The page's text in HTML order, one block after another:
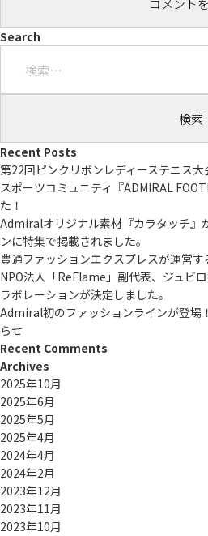
Search
Recent Posts
第22回ピンクリボンレディーステニス
スポーツコミュニティ『ADMIRAL
た！
Admiralオリジナル素材『カラタッチ』
ンに特集で掲載されました。
豊通ファッションエクスプレスが運営
NPO法人「ReFlame」副代表、ジュビ
ラボレーションが決定しました。
Admiral初のファッションラインが登場
らせ
Recent Comments
Archives
2025年10月
2025年6月
2025年5月
2025年4月
2024年4月
2024年2月
2023年12月
2023年11月
2023年10月